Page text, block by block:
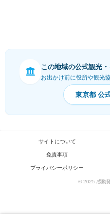
この地域の公式観光
お出かけ前に役所や観光
東京都 公
サイトについて
免責事項
プライバシーポリシー
© 2025 感動